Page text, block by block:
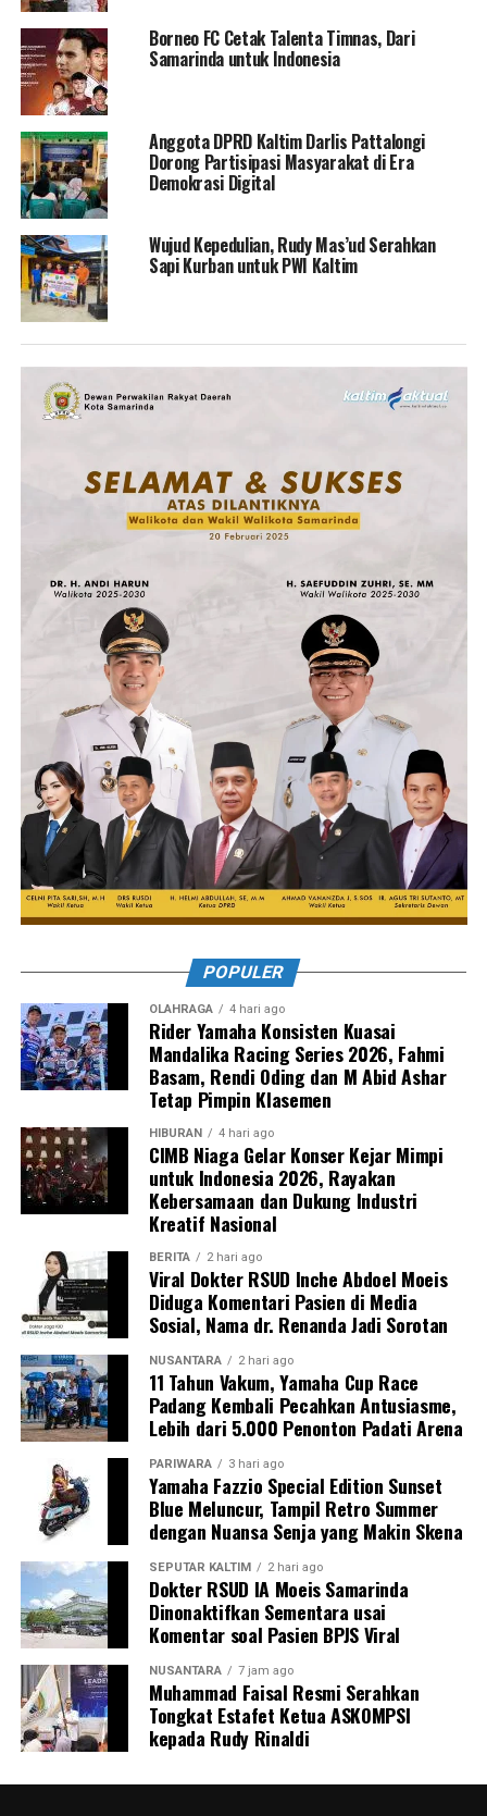
Borneo FC Cetak Talenta Timnas, Dari
Samarinda untuk Indonesia
Anggota DPRD Kaltim Darlis Pattalongi
Dorong Partisipasi Masyarakat di Era
Demokrasi Digital
Wujud Kepedulian, Rudy Mas’ud Serahkan
Sapi Kurban untuk PWI Kaltim
POPULER
OLAHRAGA 4 hari ago
Rider Yamaha Konsisten Kuasai
Mandalika Racing Series 2026, Fahmi
Basam, Rendi Oding dan M Abid Ashar
Tetap Pimpin Klasemen
HIBURAN 4 hari ago
CIMB Niaga Gelar Konser Kejar Mimpi
untuk Indonesia 2026, Rayakan
Kebersamaan dan Dukung Industri
Kreatif Nasional
BERITA 2 hari ago
Viral Dokter RSUD Inche Abdoel Moeis
Diduga Komentari Pasien di Media
Sosial, Nama dr. Renanda Jadi Sorotan
NUSANTARA 2 hari ago
11 Tahun Vakum, Yamaha Cup Race
Padang Kembali Pecahkan Antusiasme,
Lebih dari 5.000 Penonton Padati Arena
PARIWARA 3 hari ago
Yamaha Fazzio Special Edition Sunset
Blue Meluncur, Tampil Retro Summer
dengan Nuansa Senja yang Makin Skena
SEPUTAR KALTIM 2 hari ago
Dokter RSUD IA Moeis Samarinda
Dinonaktifkan Sementara usai
Komentar soal Pasien BPJS Viral
NUSANTARA 7 jam ago
Muhammad Faisal Resmi Serahkan
Tongkat Estafet Ketua ASKOMPSI
kepada Rudy Rinaldi